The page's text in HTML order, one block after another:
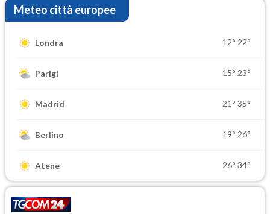
Meteo città europee
Londra 12° 22°
Parigi 15° 23°
Madrid 21° 35°
Berlino 19° 26°
Atene 26° 34°